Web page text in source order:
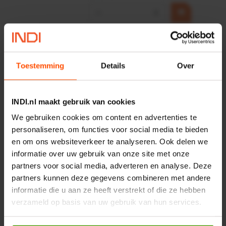
Toestemming Details Over
INDI.nl maakt gebruik van cookies
We gebruiken cookies om content en advertenties te
personaliseren, om functies voor social media te bieden
en om ons websiteverkeer te analyseren. Ook delen we
informatie over uw gebruik van onze site met onze
partners voor social media, adverteren en analyse. Deze
partners kunnen deze gegevens combineren met andere
informatie die u aan ze heeft verstrekt of die ze hebben
verzameld op basis van uw gebruik van hun services.
HP 12 MOTOR B14 380VAC
Merknaam:Emmegi
incl. BTW
− +
Onlangs bekeken:
Vergelijken
Tuinslang Tricoflex 3/4" 50m